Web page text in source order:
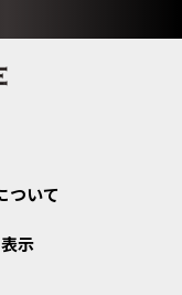
ついて
示